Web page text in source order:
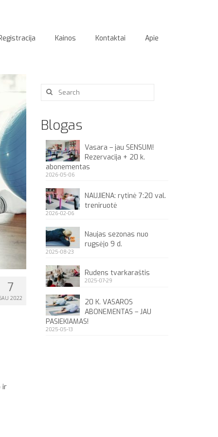
Kainos Kontaktai Apie
7
2022
ir
Search
for:
Blogas
Vasara – jau SENSUM!
Rezervacija + 20 k.
abonementas
2026-05-06
NAUJIENA: rytinė 7:20 val.
treniruotė
2026-02-06
Naujas sezonas nuo
rugsėjo 9 d.
2025-08-23
Rudens tvarkaraštis
2025-07-29
20 K. VASAROS
ABONEMENTAS – JAU
PASIEKIAMAS!
2025-05-13